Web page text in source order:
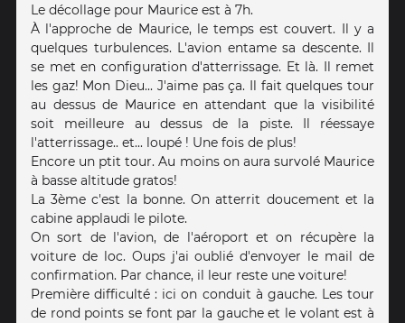
Le décollage pour Maurice est à 7h.
À l'approche de Maurice, le temps est couvert. Il y a
quelques turbulences. L'avion entame sa descente. Il
se met en configuration d'atterrissage. Et là. Il remet
les gaz! Mon Dieu... J'aime pas ça. Il fait quelques tour
au dessus de Maurice en attendant que la visibilité
soit meilleure au dessus de la piste. Il réessaye
l'atterrissage.. et... loupé ! Une fois de plus!
Encore un ptit tour. Au moins on aura survolé Maurice
à basse altitude gratos!
La 3ème c'est la bonne. On atterrit doucement et la
cabine applaudi le pilote.
On sort de l'avion, de l'aéroport et on récupère la
voiture de loc. Oups j'ai oublié d'envoyer le mail de
confirmation. Par chance, il leur reste une voiture!
Première difficulté : ici on conduit à gauche. Les tour
de rond points se font par la gauche et le volant est à